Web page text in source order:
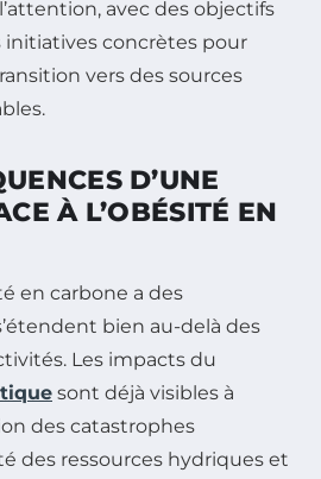
avec des objectifs
concrètes pour
vers des sources
D’UNE
À L’OBÉSITÉ EN
en carbone a des
bien au-delà des
Les impacts du
sont déjà visibles à
des catastrophes
des ressources hydriques et